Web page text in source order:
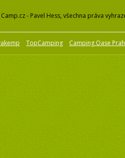
- Pavel Hess, všechna práva
TopCamping Camping Oase